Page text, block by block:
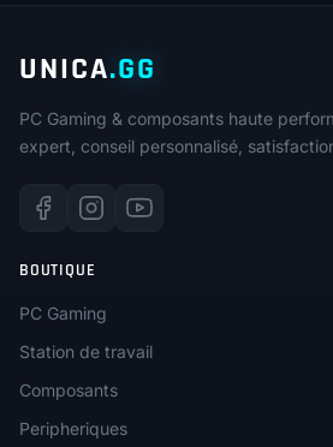
UNICA.GG
PC Gaming & composants haute
expert, conseil personnalisé,
BOUTIQUE
PC Gaming
Station de travail
Composants
Peripheriques